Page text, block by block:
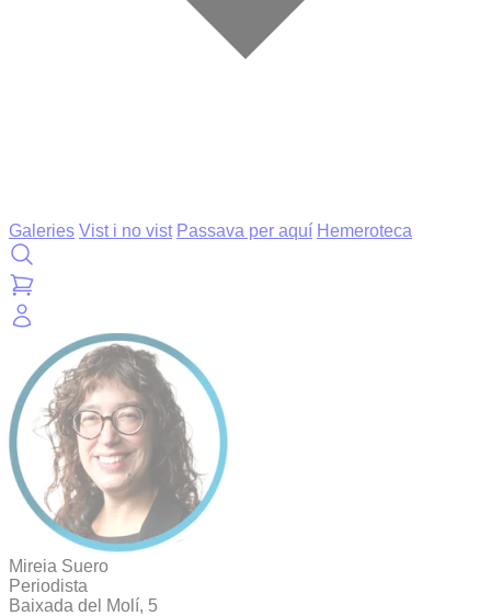
Galeries Vist i no vist Passava per aquí Hemeroteca
Mireia Suero
Periodista
Baixada del Molí, 5